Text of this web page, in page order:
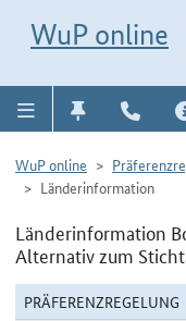
WuP online
WuP online
Länderinformation
Länderinformation
Alternativ zum
PRÄFERENZREGELUNG